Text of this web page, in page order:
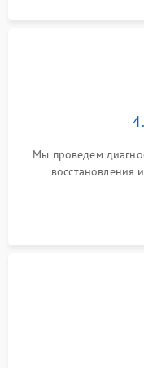
Мы проведем
восстановления